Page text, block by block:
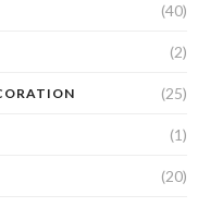
(40)
(2)
(25)
(1)
(20)